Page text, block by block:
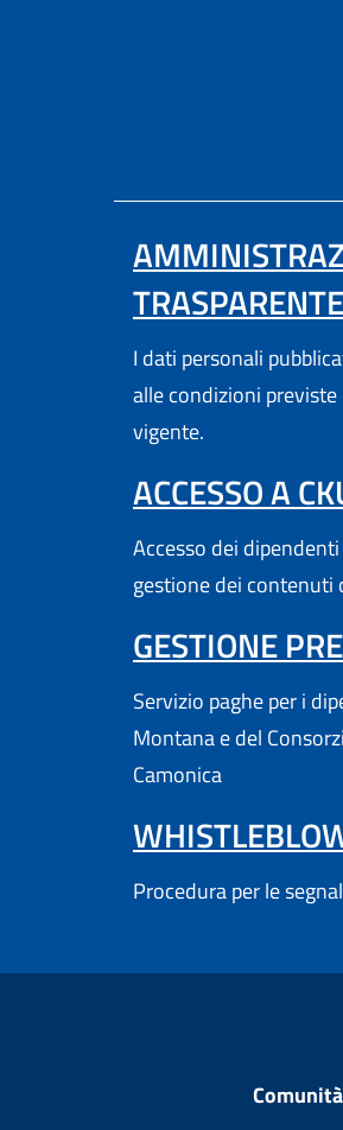
TRASPARENTE
I dati personali
alle condizioni
vigente.
ACCESSO A
Accesso dei
gestione dei contenuti
GESTIONE
Servizio paghe per i
Montana e del
Camonica
Procedura per le